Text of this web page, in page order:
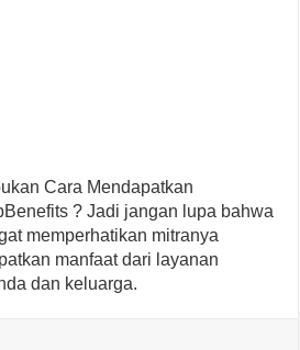
Cara Mendapatkan
? Jadi jangan lupa bahwa
memperhatikan mitranya
manfaat dari layanan
dan keluarga.